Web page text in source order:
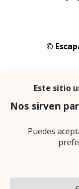
©
En calidad
ingresos